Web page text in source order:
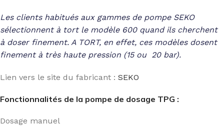
Les clients habitués aux gammes de pompe SEKO
sélectionnent à tort le modèle 600 quand ils cherchent
à doser finement. A TORT, en effet, ces modèles dosent
finement à très haute pression (15 ou 20 bar).
Lien vers le site du fabricant : SEKO
Fonctionnalités de la pompe de dosage TPG :
Dosage manuel